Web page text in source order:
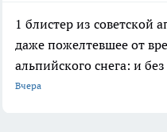
1 блистер из советской
даже пожелтевшее от
альпийского снега: и
Вчера